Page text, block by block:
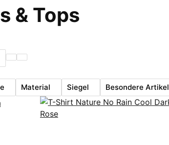
& Tops
Material Siegel Besondere Artikel